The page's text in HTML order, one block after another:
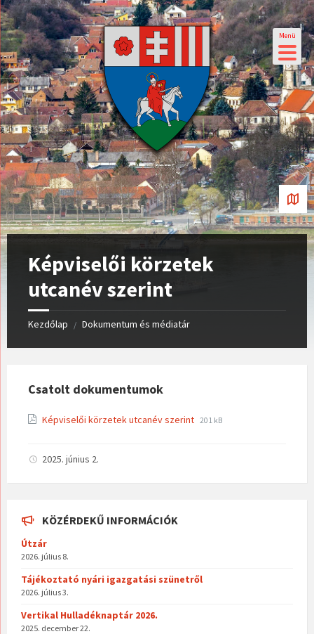
Menü
Képviselői körzetek
utcanév szerint
Kezdőlap / Dokumentum és médiatár
Csatolt dokumentumok
Képviselői körzetek utcanév szerint File
File
201 kB
2025. június 2.
KÖZÉRDEKŰ INFORMÁCIÓK
Útzár
2026. július 8.
Tájékoztató nyári igazgatási szünetről
2026. július 3.
Vertikal Hulladéknaptár 2026.
2025. december 22.